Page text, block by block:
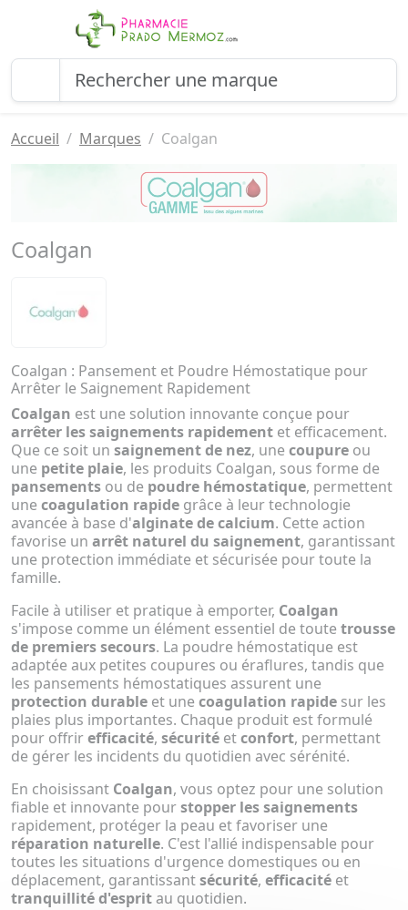
Accueil Marques Coalgan
Coalgan
Coalgan : Pansement et Poudre Hémostatique pour
Arrêter le Saignement Rapidement
Coalgan est une solution innovante conçue pour
arrêter les saignements rapidement et efficacement.
Que ce soit un saignement de nez, une coupure ou
une petite plaie, les produits Coalgan, sous forme de
pansements ou de poudre hémostatique, permettent
une coagulation rapide grâce à leur technologie
avancée à base d'alginate de calcium. Cette action
favorise un arrêt naturel du saignement, garantissant
une protection immédiate et sécurisée pour toute la
famille.
Facile à utiliser et pratique à emporter, Coalgan
s'impose comme un élément essentiel de toute trousse
de premiers secours. La poudre hémostatique est
adaptée aux petites coupures ou éraflures, tandis que
les pansements hémostatiques assurent une
protection durable et une coagulation rapide sur les
plaies plus importantes. Chaque produit est formulé
pour offrirefficacité, sécurité etconfort, permettant
de gérer les incidents du quotidien avec sérénité.
En choisissant Coalgan, vous optez pour une solution
fiable et innovante pourstopper les saignements
rapidement, protéger la peau et favoriser une
réparation naturelle. C'est l'allié indispensable pour
toutes les situations d'urgence domestiques ou en
déplacement, garantissantsécurité, efficacité et
tranquillité d'esprit au quotidien.